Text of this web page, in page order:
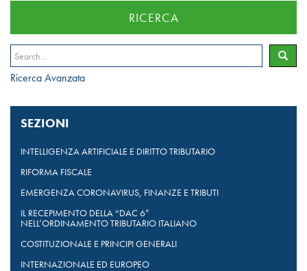
RICERCA
Ricerca Avanzata
SEZIONI
INTELLIGENZA ARTIFICIALE E DIRITTO TRIBUTARIO
RIFORMA FISCALE
EMERGENZA CORONAVIRUS, FINANZE E TRIBUTI
IL RECEPIMENTO DELLA “DAC 6”
NELL’ORDINAMENTO TRIBUTARIO ITALIANO
COSTITUZIONALE E PRINCIPI GENERALI
INTERNAZIONALE ED EUROPEO